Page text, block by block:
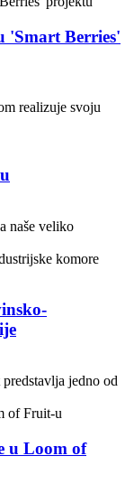
'Smart Berries'
realizuje svoju
naše veliko
jedno od
u Loom of